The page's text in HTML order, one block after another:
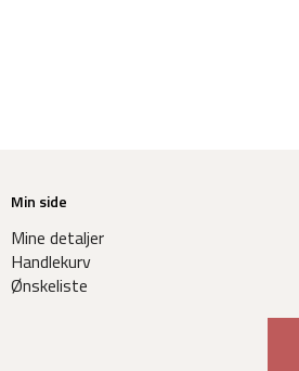
Min side
Mine detaljer
Handlekurv
Ønskeliste